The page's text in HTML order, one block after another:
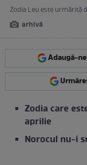
Zodia Leu este urmărită
arhivă
Adaugă-
Zodia care
aprilie
Norocul nu-i